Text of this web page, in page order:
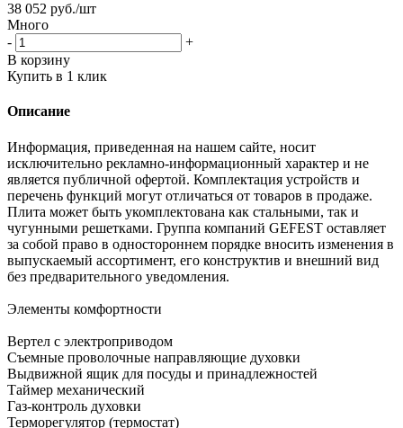
38 052 руб./шт
Много
-
+
В корзину
Купить в 1 клик
Описание
Информация, приведенная на нашем сайте, носит
исключительно рекламно-информационный характер и не
является публичной офертой. Комплектация устройств и
перечень функций могут отличаться от товаров в продаже.
Плита может быть укомплектована как стальными, так и
чугунными решетками. Группа компаний GEFEST оставляет
за собой право в одностороннем порядке вносить изменения в
выпускаемый ассортимент, его конструктив и внешний вид
без предварительного уведомления.
Элементы комфортности
Вертел с электроприводом
Съемные проволочные направляющие духовки
Выдвижной ящик для посуды и принадлежностей
Таймер механический
Газ-контроль духовки
Терморегулятор (термостат)